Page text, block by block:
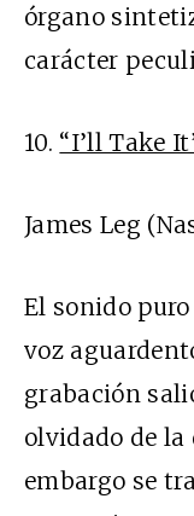
órgano
carácter
10. “I’ll Take
James Leg
El sonido
voz
grabación
olvidado de la
embargo se